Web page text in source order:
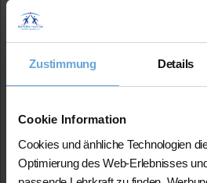
Zustimmung Details
Cookie Information
Cookies und änhliche Technologien
Optimierung des Web-Erlebnisses
der Sprache weitergeben und
unterstützen, sicherer im
Verstehen zu werden. Mit
einem individuell angepassten
dabei, persönliche Ziele zu
5 Jahre